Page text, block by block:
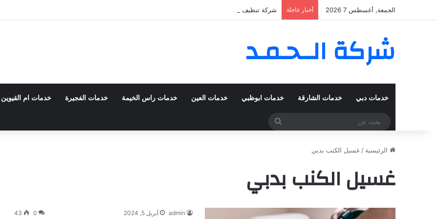
الجمعة, أغسطس 7 2026 أخبار عاجلة شركة تنظيف كنب في المزهر – دبي 0555980700 – خصم30%
شركة الــحـمـد
خدمات دبي خدمات الشارقة خدمات ابوظبي خدمات العين خدمات راس الخيمة خدمات الفجيرة خدمات ام القيوين
بحث
الرئيسية / غسيل الكنب بدبي
غسيل الكنب بدبي
admin أبريل 5, 2024 0
43